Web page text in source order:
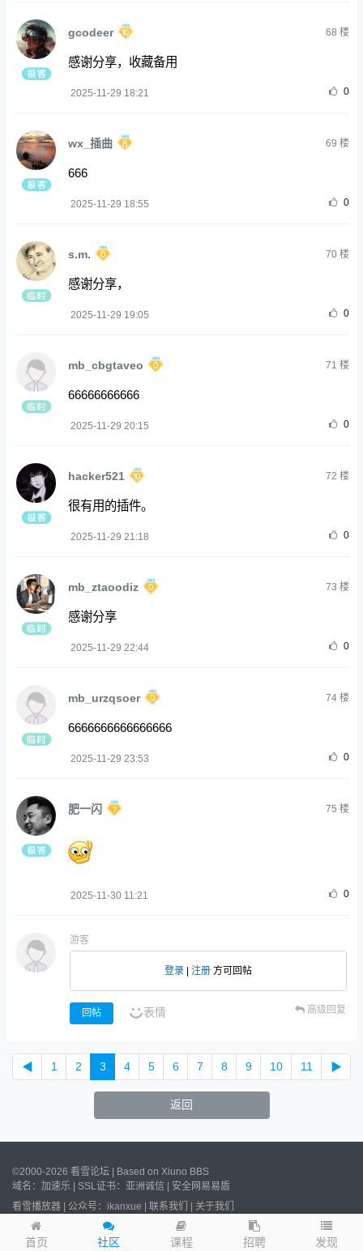
首页 社区 课程 招聘 发现
gcodeer 68 楼
感谢分享，收藏备用
2025-11-29 18:21 0
wx_插曲 69 楼
666
2025-11-29 18:55 0
s.m. 70楼
感谢分享，
2025-11-29 19:05 0
mb_cbgtaveo 71 楼
66666666666
2025-11-29 20:15 0
hacker521 72 楼
很有用的插件。
2025-11-29 21:18 0
mb_ztaoodiz 73 楼
感谢分享
2025-11-29 22:44 0
mb_urzqsoer 74楼
6666666666666666
2025-11-29 23:53 0
肥一闪 75 楼
2025-11-30 11:21 0
游客
登录 注册 方可回帖
回帖 表情 高级回复
◀ 1 2 3 4 5 6 7 8 9 10 11 ▶
返回
©2000-2026 看雪论坛 | Based on Xiuno BBS
域名： 加速乐 | SSL证书： 亚洲诚信 | 安全网易易盾
看雪播放器 | 公众号：ikanxue | 联系我们 | 关于我们
Processed:
s, SQL: 沪ICP备2022023406号 /沪公网安备
31011502006611号